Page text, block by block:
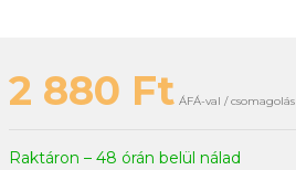
2 880 Ft ÁFÁ-val / csomagolás
Raktáron – 48 órán belül nálad